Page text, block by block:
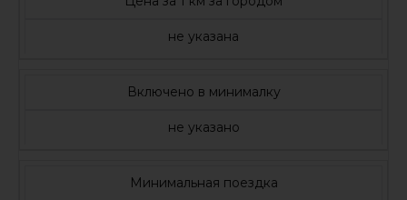
не указана
Включено в минималку
не указано
Минимальная поездка